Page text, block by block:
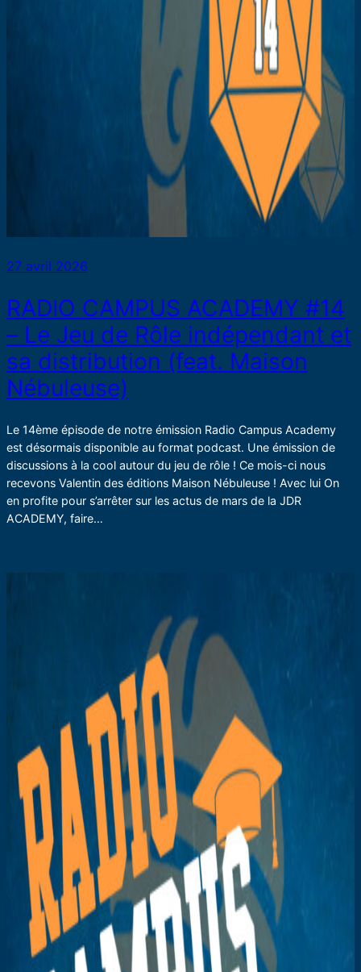
27 avril 2026
RADIO CAMPUS ACADEMY #14
– Le Jeu de Rôle indépendant et
sa distribution (feat. Maison
Nébuleuse)
Le 14ème épisode de notre émission Radio Campus Academy
est désormais disponible au format podcast. Une émission de
discussions à la cool autour du jeu de rôle ! Ce mois-ci nous
recevons Valentin des éditions Maison Nébuleuse ! Avec lui On
en profite pour s’arrêter sur les actus de mars de la JDR
ACADEMY, faire…